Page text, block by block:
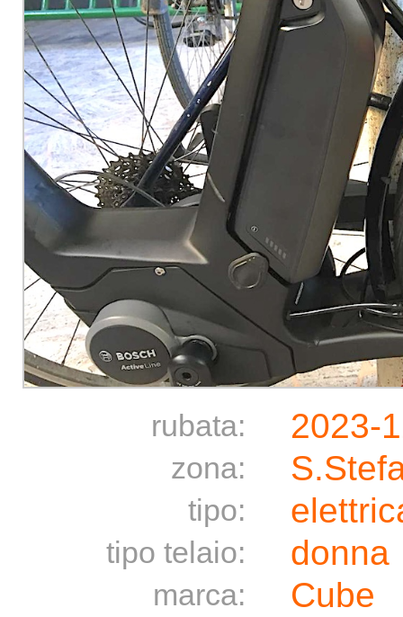
rubata: 2023-
zona:
tipo:
tipo telaio: donna
marca: Cube